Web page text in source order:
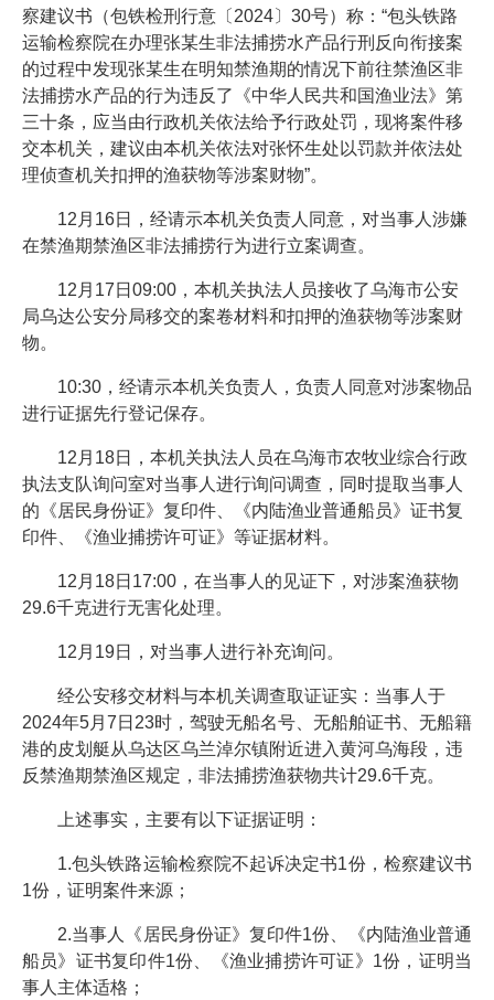
察建议书（包铁检刑行意〔2024〕30号）称：“包头铁路
运输检察院在办理张某生非法捕捞水产品行刑反向衔接案
的过程中发现张某生在明知禁渔期的情况下前往禁渔区非
法捕捞水产品的行为违反了《中华人民共和国渔业法》第
三十条，应当由行政机关依法给予行政处罚，现将案件移
交本机关，建议由本机关依法对张怀生处以罚款并依法处
理侦查机关扣押的渔获物等涉案财物”。
12月16日，经请示本机关负责人同意，对当事人涉嫌
在禁渔期禁渔区非法捕捞行为进行立案调查。
12月17日09:00，本机关执法人员接收了乌海市公安
局乌达公安分局移交的案卷材料和扣押的渔获物等涉案财
物。
10:30，经请示本机关负责人，负责人同意对涉案物品
进行证据先行登记保存。
12月18日，本机关执法人员在乌海市农牧业综合行政
执法支队询问室对当事人进行询问调查，同时提取当事人
的《居民身份证》复印件、《内陆渔业普通船员》证书复
印件、《渔业捕捞许可证》等证据材料。
12月18日17:00，在当事人的见证下，对涉案渔获物
29.6千克进行无害化处理。
12月19日，对当事人进行补充询问。
经公安移交材料与本机关调查取证证实：当事人于
2024年5月7日23时，驾驶无船名号、无船舶证书、无船籍
港的皮划艇从乌达区乌兰淖尔镇附近进入黄河乌海段，违
反禁渔期禁渔区规定，非法捕捞渔获物共计29.6千克。
上述事实，主要有以下证据证明：
1.包头铁路运输检察院不起诉决定书1份，检察建议书
1份，证明案件来源；
2.当事人《居民身份证》复印件1份、《内陆渔业普通
船员》证书复印件1份、《渔业捕捞许可证》1份，证明当
事人主体适格；